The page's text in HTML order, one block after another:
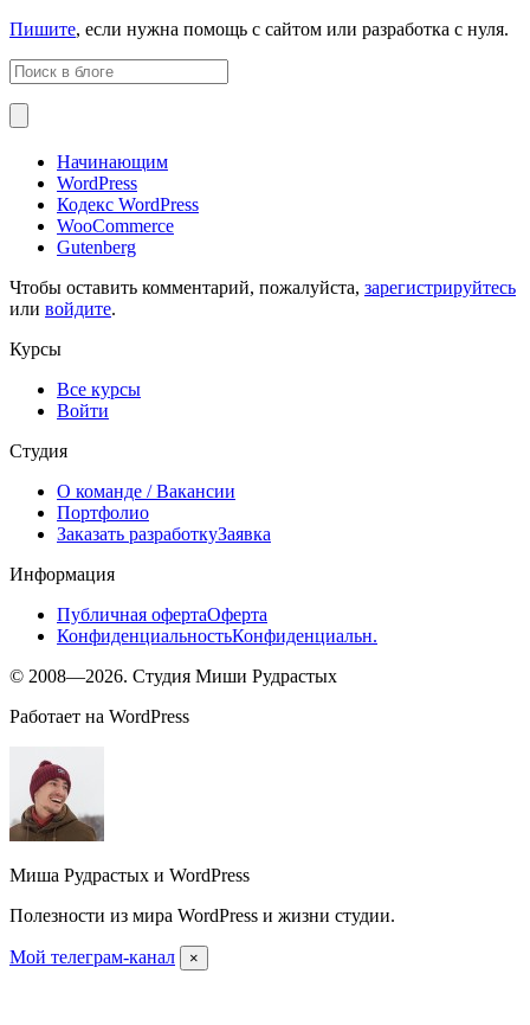
Пишите, если нужна помощь с сайтом или разработка с нуля.
Начинающим
WordPress
Кодекс WordPress
WooCommerce
Gutenberg
Чтобы оставить комментарий, пожалуйста, зарегистрируйтесь
или войдите.
Курсы
Все курсы
Войти
Студия
О команде / Вакансии
Портфолио
Заказать разработкуЗаявка
Информация
Публичная офертаОферта
КонфиденциальностьКонфиденциальн.
© 2008—2026. Студия Миши Рудрастых
Работает на WordPress
Миша Рудрастых и WordPress
Полезности из мира WordPress и жизни студии.
Мой телеграм-канал ×